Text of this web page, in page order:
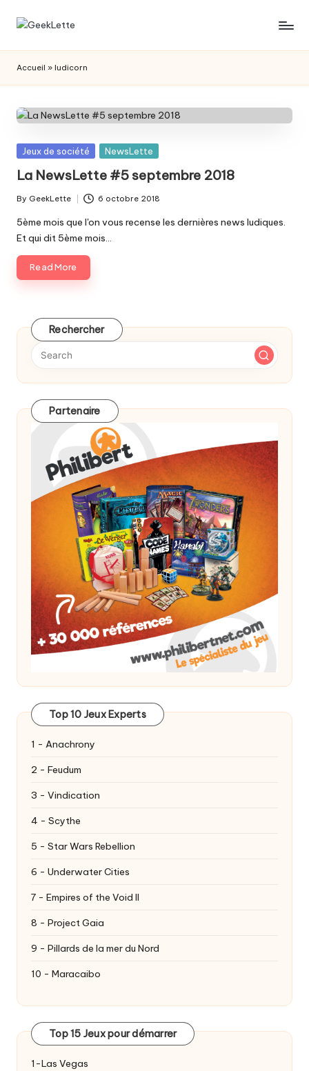
Skip
G
e
e
k
L
e
t
t
e
les
de
société
Accueil » ludicorn
Posted
Jeux de société NewsLette
La NewsLette #5 septembre 2018
Posted
by
By GeekLette 6 octobre 2018
5ème mois que l'on vous recense les dernières news ludiques.
Et qui dit 5ème mois…
Read More
Rechercher
Partenaire
Top 10 Jeux Experts
1 - Anachrony
2 - Feudum
3 - Vindication
4 - Scythe
5 - Star Wars Rebellion
6 - Underwater Cities
7 - Empires of the Void II
8 - Project Gaia
9 - Pillards de la mer du Nord
10 - Maracaibo
Top 15 Jeux pour démarrer
1-Las Vegas